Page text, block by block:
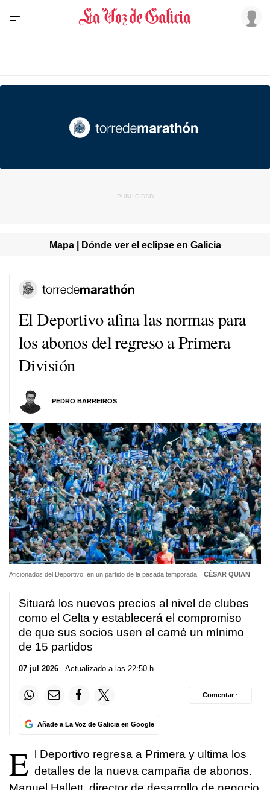
Mapa | Dónde ver el eclipse en Galicia
El Deportivo afina las normas para
los abonos del regreso a Primera
División
PEDRO BARREIROS
Aficionados del Deportivo, en un partido de la pasada temporada CÉSAR QUIAN
Situará los nuevos precios al nivel de clubes
como el Celta y establecerá el compromiso
de que sus socios usen el carné un mínimo
de 15 partidos
07 jul 2026 . Actualizado a las 22:50 h.
Añade a La Voz de Galicia en Google
Comentar ·
E l Deportivo regresa a Primera y ultima los
detalles de la nueva campaña de abonos.